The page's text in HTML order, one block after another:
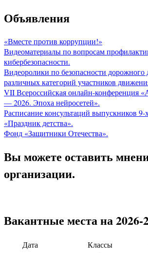
Объявления
«Вместе против коррупции!»
Видеоматериалы по вопросам
кибербезопасности.
Видеоролики по безопасности дорожного
различных категорий участников
VII Всероссийская онлайн-конференция
— 2026. Эпоха нейросетей».
Расписание консультаций выпускников 9-
«Праздник детства».
Фонд «Защитники Отечества».
Вы можете оставить
организации.
Вакантные места на 2026-
Дата Классы